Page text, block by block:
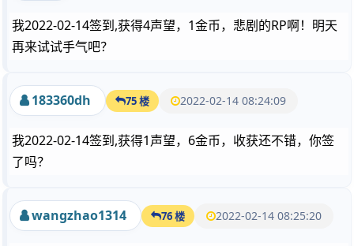
我2022-02-14签到,获得4声望，1金币，悲剧的RP啊！明天
再来试试手气吧？
183360dh 75 楼 2022-02-14 08:24:09
我2022-02-14签到,获得1声望，6金币，收获还不错，你签
了吗？
wangzhao1314 76 楼 2022-02-14 08:25:20